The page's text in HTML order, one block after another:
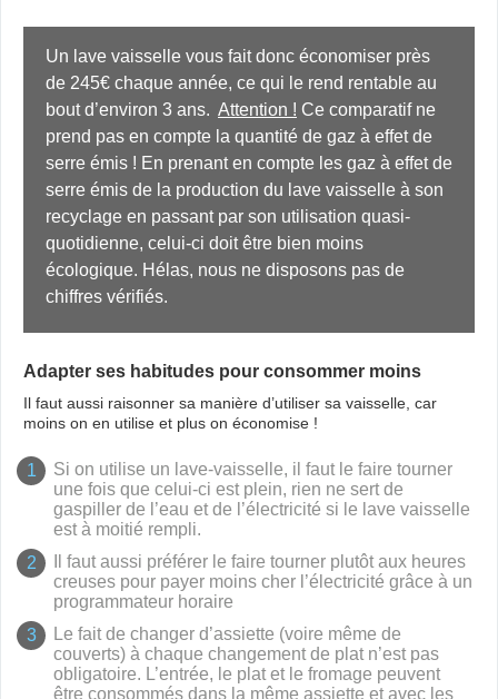
Un lave vaisselle vous fait donc économiser près
de 245€ chaque année, ce qui le rend rentable au
bout d’environ 3 ans. Attention ! Ce comparatif ne
prend pas en compte la quantité de gaz à effet de
serre émis ! En prenant en compte les gaz à effet de
serre émis de la production du lave vaisselle à son
recyclage en passant par son utilisation quasi-
quotidienne, celui-ci doit être bien moins
écologique. Hélas, nous ne disposons pas de
chiffres vérifiés.
Adapter ses habitudes pour consommer moins
Il faut aussi raisonner sa manière d’utiliser sa vaisselle, car
moins on en utilise et plus on économise !
Si on utilise un lave-vaisselle, il faut le faire tourner
une fois que celui-ci est plein, rien ne sert de
gaspiller de l’eau et de l’électricité si le lave vaisselle
est à moitié rempli.
Il faut aussi préférer le faire tourner plutôt aux heures
creuses pour payer moins cher l’électricité grâce à un
programmateur horaire
Le fait de changer d’assiette (voire même de
couverts) à chaque changement de plat n’est pas
obligatoire. L’entrée, le plat et le fromage peuvent
être consommés dans la même assiette et avec les